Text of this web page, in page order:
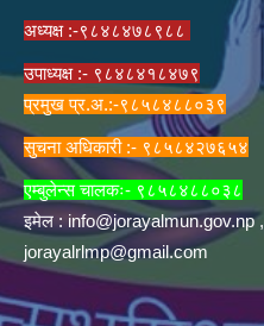
अध्यक्ष :-९८४८४७८९८८
उपाध्यक्ष :- ९८४८४१८४७९
प्रमुख प्र.अ.:-९८५८४८८०३९
सुचना अधिकारी :- ९८५८४२७६५४
एम्बुलेन्स चालकः- ९८५८४८८०३८
इमेल : info@jorayalmun.gov.np,
jorayalrlmp@gmail.com